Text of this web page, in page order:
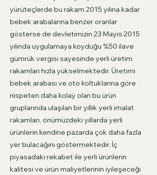
yürüteçlerde bu rakam 2015 yılına kadar
bebek arabalarına benzer oranlar
gösterse de devletimizin 23 Mayıs 2015
yılında uygulamaya koyduğu %50 ilave
gümrük vergisi sayesinde yerli üretim
rakamları hızla yükselmektedir. Üretimi
bebek arabası ve oto koltuklarına göre
nispeten daha kolay olan bu ürün
gruplarında ulaşılan bir yıllık yerli imalat
rakamları, önümüzdeki yıllarda yerli
ürünlerin kendine pazarda çok daha fazla
yer bulacağını göstermektedir. İç
piyasadaki rekabet ile yerli ürünlerin
kalitesi ve ürün maliyetlerinin iyileşeceği